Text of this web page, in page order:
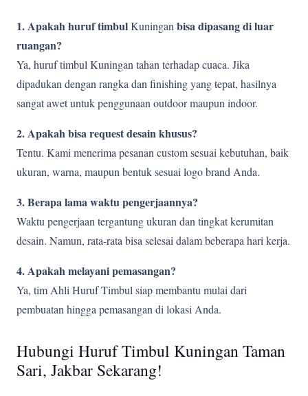
1. Apakah huruf timbulKuningan bisa dipasang di luar
ruangan?
Ya, huruf timbul Kuningan tahan terhadap cuaca. Jika
dipadukan dengan rangka dan finishing yang tepat, hasilnya
sangat awet untuk penggunaan outdoor maupun indoor.
2. Apakah bisa request desain khusus?
Tentu. Kami menerima pesanan custom sesuai kebutuhan, baik
ukuran, warna, maupun bentuk sesuai logo brand Anda.
3. Berapa lama waktu pengerjaannya?
Waktu pengerjaan tergantung ukuran dan tingkat kerumitan
desain. Namun, rata-rata bisa selesai dalam beberapa hari kerja.
4. Apakah melayani pemasangan?
Ya, tim Ahli Huruf Timbul siap membantu mulai dari
pembuatan hingga pemasangan di lokasi Anda.
Hubungi Huruf Timbul Kuningan Taman
Sari, Jakbar Sekarang!